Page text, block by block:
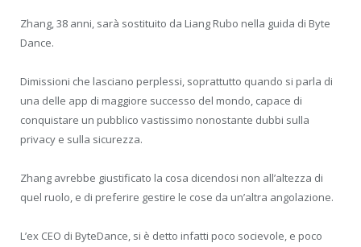
Zhang, 38 anni, sarà sostituito da Liang Rubo nella guida di Byte
Dance.
Dimissioni che lasciano perplessi, soprattutto quando si parla di
una delle app di maggiore successo del mondo, capace di
conquistare un pubblico vastissimo nonostante dubbi sulla
privacy e sulla sicurezza.
Zhang avrebbe giustificato la cosa dicendosi non all’altezza di
quel ruolo, e di preferire gestire le cose da un’altra angolazione.
L’ex CEO di ByteDance, si è detto infatti poco socievole, e poco